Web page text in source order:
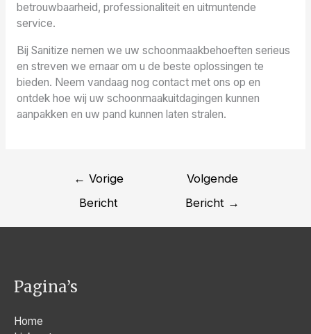
betrouwbaarheid, professionaliteit en uitmuntende
service.
Bij Sanitize nemen we uw schoonmaakbehoeften serieus
en streven we ernaar om u de beste oplossingen te
bieden. Neem vandaag nog contact met ons op en
ontdek hoe wij uw schoonmaakuitdagingen kunnen
aanpakken en uw pand kunnen laten stralen.
Bericht
navigatie
← Vorige
Bericht
Volgende
Bericht →
Pagina’s
Home